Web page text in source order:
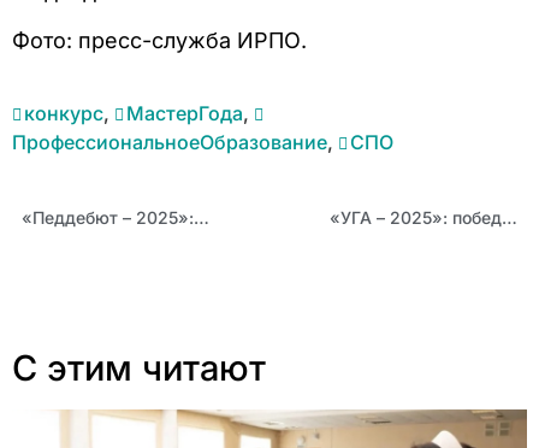
Фото: пресс-служба ИРПО.
конкурс, МастерГода,
ПрофессиональноеОбразование, СПО
«Педдебют – 2025»: победитель заочного этапа из Барнаула Виктория Королёва «УГА – 2025»: победитель заочного этапа из Алтайского района Оксана Миронова
С этим читают